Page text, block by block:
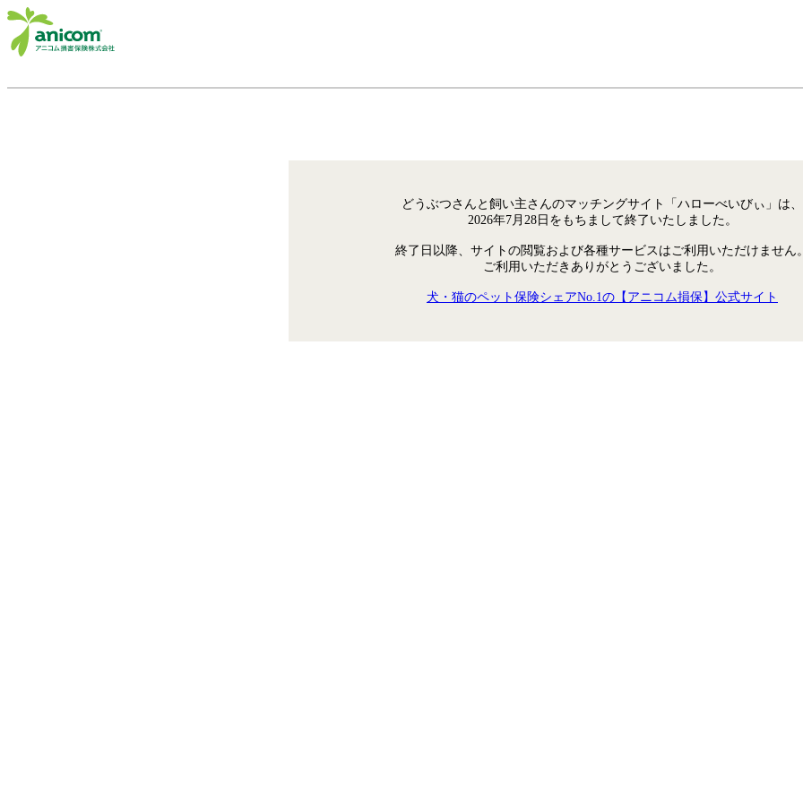
どうぶつさんと飼い主さんのマッチングサイト「ハローべいびぃ」は、
2026年7月28日をもちまして終了いたしました。
終了日以降、サイトの閲覧および各種サービスはご利用いただけません
ご利用いただきありがとうございました。
犬・猫のペット保険シェアNo.1の【アニコム損保】公式サイト